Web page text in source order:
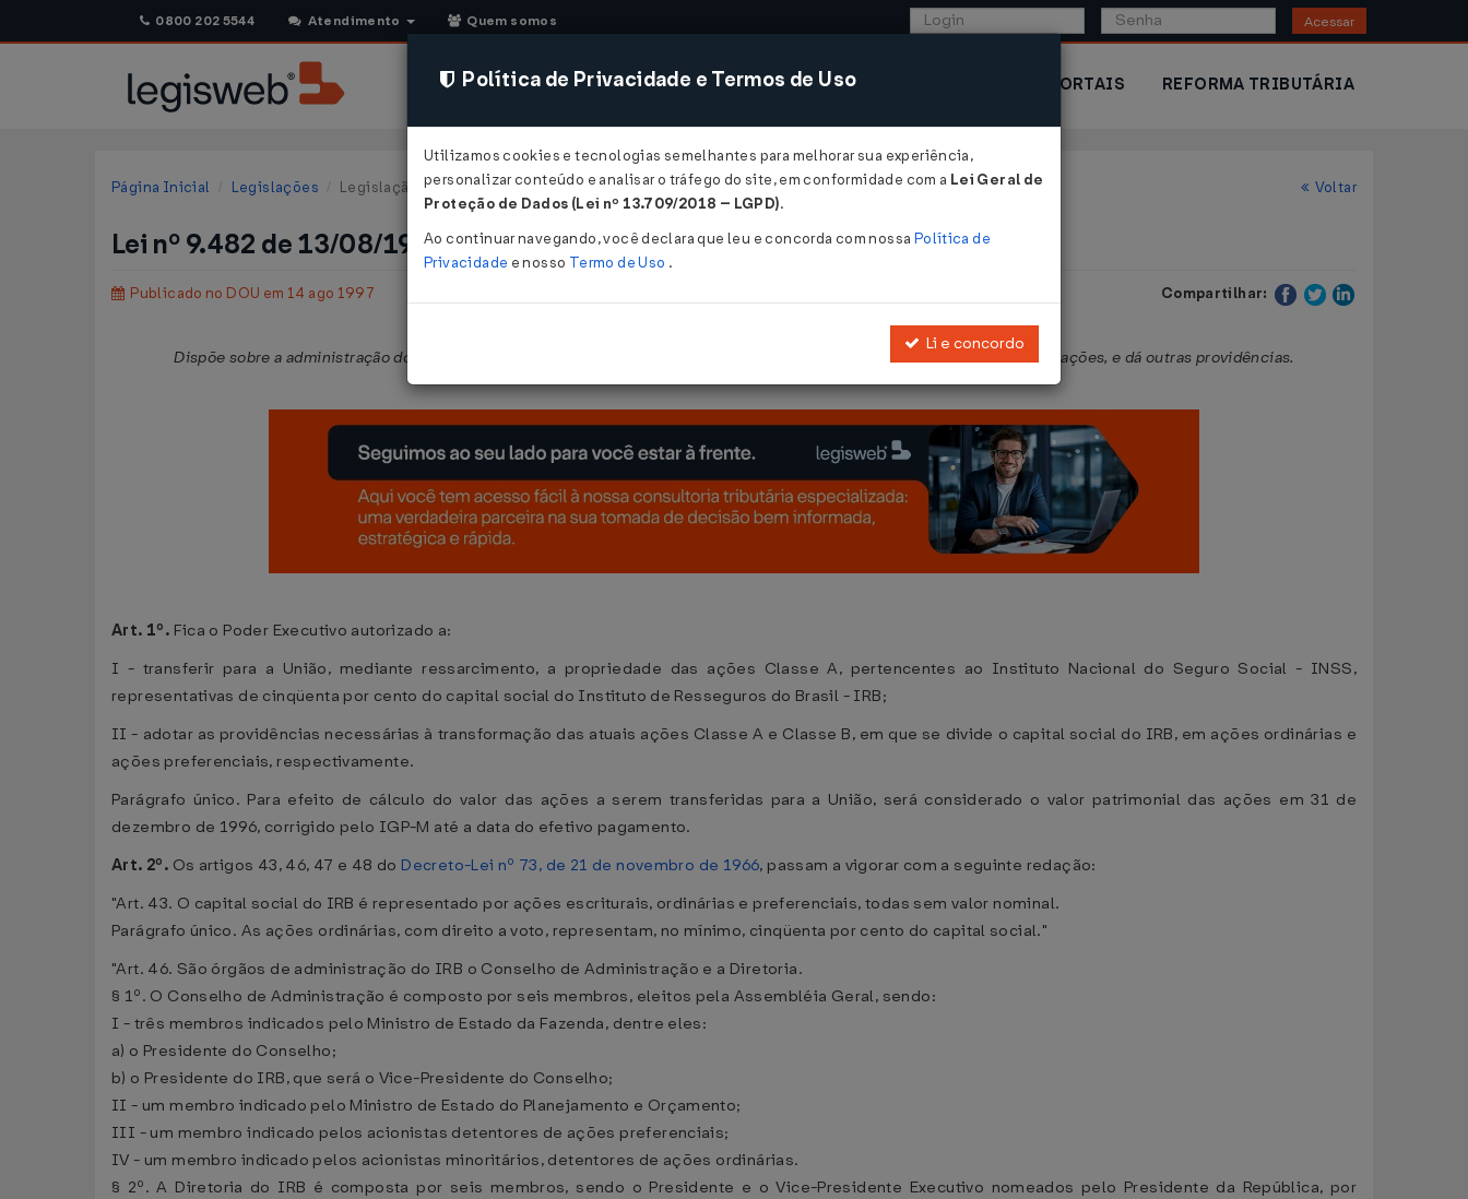
0800 202 5544 Atendimento Quem somos Acessar
CONSULTORIA SISTEMAS COMÉRCIO EXTERIOR PORTAIS REFORMA TRIBUTÁRIA
Página Inicial Legislações Legislação Federal Voltar
Lei nº 9.482 de 13/08/1997
Publicado no DOU em 14 ago 1997 Compartilhar:
Dispõe sobre a administração do Instituto de Resseguros do Brasil - IRB, sobre a transferência e a transformação de suas ações, e dá outras providências.
Art. 1º. Fica o Poder Executivo autorizado a:
I - transferir para a União, mediante ressarcimento, a propriedade das ações Classe A, pertencentes ao Instituto Nacional do Seguro Social - INSS,
representativas de cinqüenta por cento do capital social do Instituto de Resseguros do Brasil - IRB;
II - adotar as providências necessárias à transformação das atuais ações Classe A e Classe B, em que se divide o capital social do IRB, em ações ordinárias e
ações preferenciais, respectivamente.
Parágrafo único. Para efeito de cálculo do valor das ações a serem transferidas para a União, será considerado o valor patrimonial das ações em 31 de
dezembro de 1996, corrigido pelo IGP-M até a data do efetivo pagamento.
Art. 2º. Os artigos 43, 46, 47 e 48 do Decreto-Lei nº 73, de 21 de novembro de 1966, passam a vigorar com a seguinte redação:
"Art. 43. O capital social do IRB é representado por ações escriturais, ordinárias e preferenciais, todas sem valor nominal.
Parágrafo único. As ações ordinárias, com direito a voto, representam, no mínimo, cinqüenta por cento do capital social."
"Art. 46. São órgãos de administração do IRB o Conselho de Administração e a Diretoria.
§ 1º. O Conselho de Administração é composto por seis membros, eleitos pela Assembléia Geral, sendo:
I - três membros indicados pelo Ministro de Estado da Fazenda, dentre eles:
a) o Presidente do Conselho;
b) o Presidente do IRB, que será o Vice-Presidente do Conselho;
II - um membro indicado pelo Ministro de Estado do Planejamento e Orçamento;
III - um membro indicado pelos acionistas detentores de ações preferenciais;
IV - um membro indicado pelos acionistas minoritários, detentores de ações ordinárias.
§ 2º. A Diretoria do IRB é composta por seis membros, sendo o Presidente e o Vice-Presidente Executivo nomeados pelo Presidente da República, por
Política de Privacidade e Termos de Uso
Utilizamos cookies e tecnologias semelhantes para melhorar sua experiência,
personalizar conteúdo e analisar o tráfego do site, em conformidade com a Lei Geral de
Proteção de Dados (Lei nº 13.709/2018 – LGPD).
Ao continuar navegando, você declara que leu e concorda com nossa Política de
Privacidade e nosso Termo de Uso .
Li e concordo